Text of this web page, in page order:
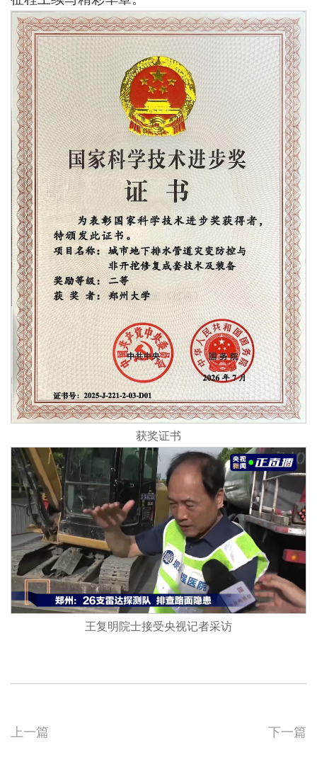
获奖证书
王复明院士接受央视记者采访
上一篇 下一篇